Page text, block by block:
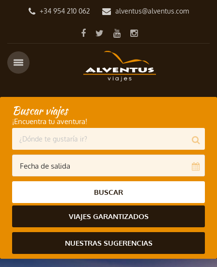
+34 954 210 062 alventus@alventus.com
Buscar viajes
¡Encuentra tu aventura!
BUSCAR
VIAJES GARANTIZADOS
NUESTRAS SUGERENCIAS